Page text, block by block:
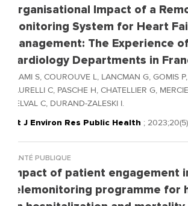
Organisational Impact of a
Monitoring System for Heart
Management: The Experience
Cardiology Departments in
ALAMI S, COUROUVE L, LANCMAN G, GOMIS
LAURELLI C, PASCHE H, CHATELLIER G,
DELVAL C, DURAND-ZALESKI I.
Int J Environ Res Public Health ;
SANTÉ PUBLIQUE
Impact of patient engagement
telemonitoring programme for